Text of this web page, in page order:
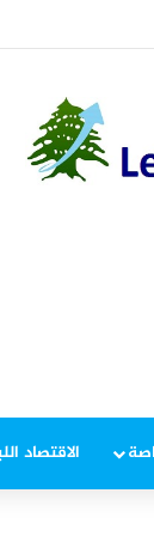
– قاصر مفقودة…
الاقتصاد